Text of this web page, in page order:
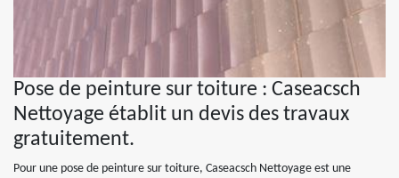
Pose de peinture sur toiture : Caseacsch
Nettoyage établit un devis des travaux
gratuitement.
Pour une pose de peinture sur toiture, Caseacsch Nettoyage est une